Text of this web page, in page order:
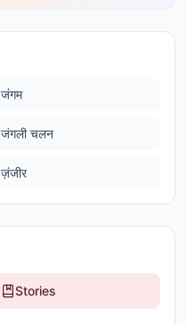
जंगम
जंगली चलन
ज़ंजीर
Stories